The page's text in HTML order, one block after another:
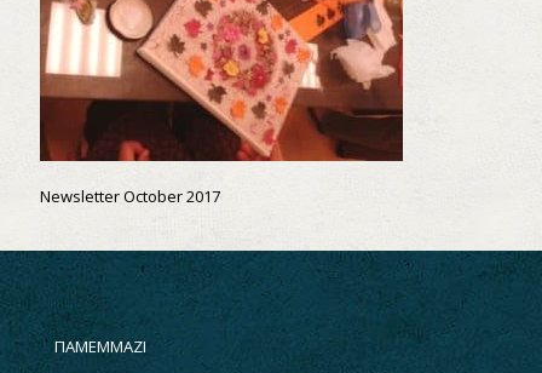
Newsletter October 2017
ΠΑΜΕΜΜΑΖΙ